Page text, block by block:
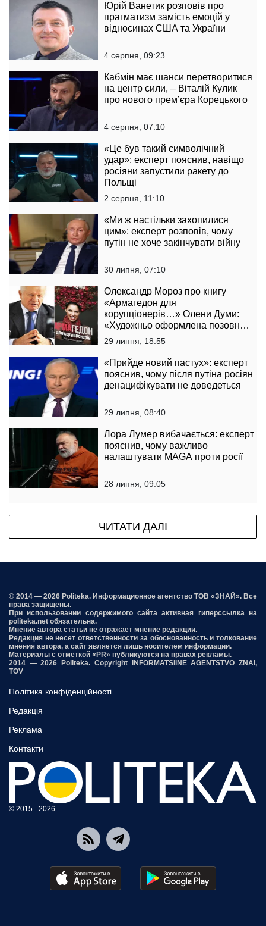
Юрій Ванетик розповів про
прагматизм замість емоцій у
відносинах США та України
4 серпня, 09:23
Кабмін має шанси перетворитися
на центр сили, – Віталій Кулик
про нового прем’єра Корецького
4 серпня, 07:10
«Це був такий символічний
удар»: експерт пояснив, навіщо
росіяни запустили ракету до
Польщі
2 серпня, 11:10
«Ми ж настільки захопилися
цим»: експерт розповів, чому
путін не хоче закінчувати війну
30 липня, 07:10
Олександр Мороз про книгу
«Армагедон для
корупціонерів…» Олени Думи:
«Художньо оформлена позовна
заява до державної влади»
29 липня, 18:55
«Прийде новий пастух»: експерт
пояснив, чому після путіна росіян
денацифікувати не доведеться
29 липня, 08:40
Лора Лумер вибачається: експерт
пояснив, чому важливо
налаштувати MAGA проти росії
28 липня, 09:05
ЧИТАТИ ДАЛІ
© 2014 — 2026 Politeka. Информационное агентство ТОВ «ЗНАЙ». Все
права защищены.
При использовании содержимого сайта активная гиперссылка на
politeka.net обязательна.
Мнение автора статьи не отражает мнение редакции.
Редакция не несет ответственности за обоснованность и толкование
мнения автора, а сайт является лишь носителем информации.
Материалы с отметкой «PR» публикуются на правах рекламы.
2014 — 2026 Politeka. Copyright INFORMATSIINE AGENTSTVO ZNAI,
TOV
Політика конфіденційності
Редакція
Реклама
Контакти
© 2015 - 2026